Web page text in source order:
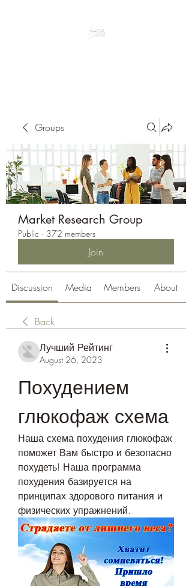
Groups
Market Research Group
Public · 372 members
Join
Discussion Media Members About
Back
Лучший Рейтинг
August 26, 2023
Похудением
глюкофаж схема
Наша схема похудения глюкофаж
поможет Вам быстро и безопасно
похудеть! Наша программа
похудения базируется на
принципах здорового питания и
физических упражнений.